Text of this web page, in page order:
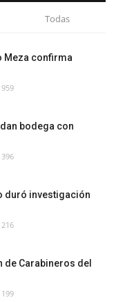
Todas
Meza confirma
959
bodega con
396
duró investigación
216
de Carabineros del
199